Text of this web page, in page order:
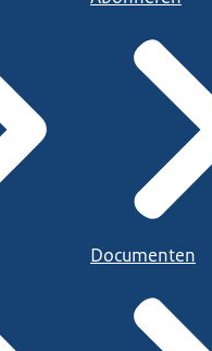
Documenten